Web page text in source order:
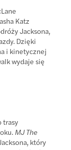
Katz
Jacksona,
Dzięki
i kinetycznej
wydaje się
trasy
MJ The
który